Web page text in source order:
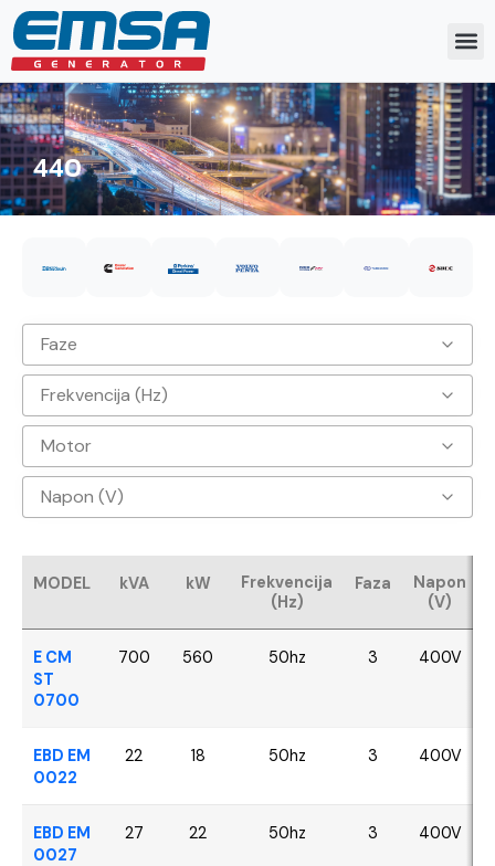
440
Faze
3
Frekvencija (Hz)
50hz
Motor
Baudouin
CUMMINS
Perkins
VOLVO
YANGDONG
Napon (V)
400V
MODEL kVA kW
Frekvencija
(Hz)
Faza
Napon
(V)
E CM
ST
0700
700 560 50hz 3 400V
EBD EM
0022
22 18 50hz 3 400V
EBD EM
0027
27 22 50hz 3 400V